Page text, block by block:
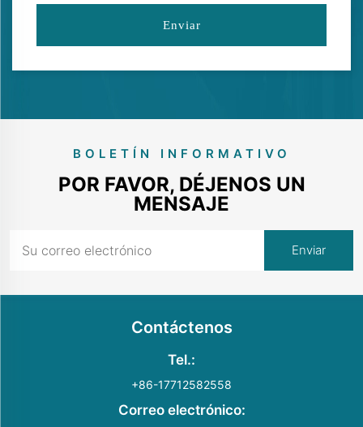
Enviar
BOLETÍN INFORMATIVO
POR FAVOR, DÉJENOS UN
MENSAJE
Contáctenos
Tel.:
+86-17712582558
Correo electrónico: